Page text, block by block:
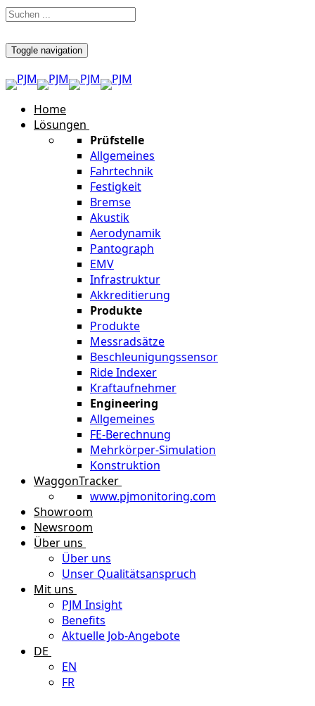
Toggle navigation
Home
Lösungen
Prüfstelle
Allgemeines
Fahrtechnik
Festigkeit
Bremse
Akustik
Aerodynamik
Pantograph
EMV
Infrastruktur
Akkreditierung
Produkte
Produkte
Messradsätze
Beschleunigungssensor
Ride Indexer
Kraftaufnehmer
Engineering
Allgemeines
FE-Berechnung
Mehrkörper-Simulation
Konstruktion
WaggonTracker
www.pjmonitoring.com
Showroom
Newsroom
Über uns
Über uns
Unser Qualitätsanspruch
Mit uns
PJM Insight
Benefits
Aktuelle Job-Angebote
DE
EN
FR